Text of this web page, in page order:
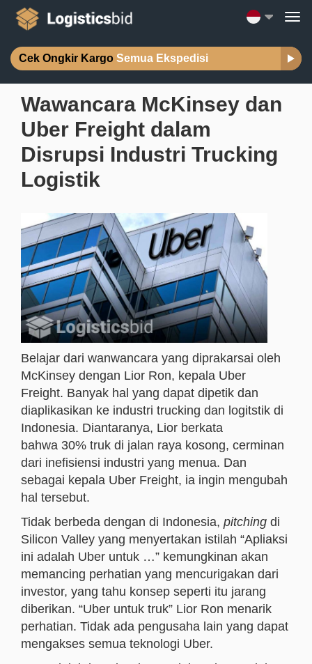
Cek Ongkir Kargo Semua Ekspedisi
Wawancara McKinsey dan
Uber Freight dalam
Disrupsi Industri Trucking
Logistik
Belajar dari wanwancara yang diprakarsai oleh
McKinsey dengan Lior Ron, kepala Uber
Freight. Banyak hal yang dapat dipetik dan
diaplikasikan ke industri trucking dan logitstik di
Indonesia. Diantaranya, Lior berkata
bahwa 30% truk di jalan raya kosong, cerminan
dari inefisiensi industri yang menua. Dan
sebagai kepala Uber Freight, ia ingin mengubah
hal tersebut.
Tidak berbeda dengan di Indonesia, pitching di
Silicon Valley yang menyertakan istilah “Apliaksi
ini adalah Uber untuk …” kemungkinan akan
memancing perhatian yang mencurigakan dari
investor, yang tahu konsep seperti itu jarang
diberikan. “Uber untuk truk” Lior Ron menarik
perhatian. Tidak ada pengusaha lain yang dapat
mengakses semua teknologi Uber.